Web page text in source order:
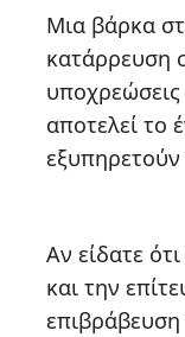
Μια βάρκα
κατάρρευση
αποτελεί το
Αν είδατε
και την